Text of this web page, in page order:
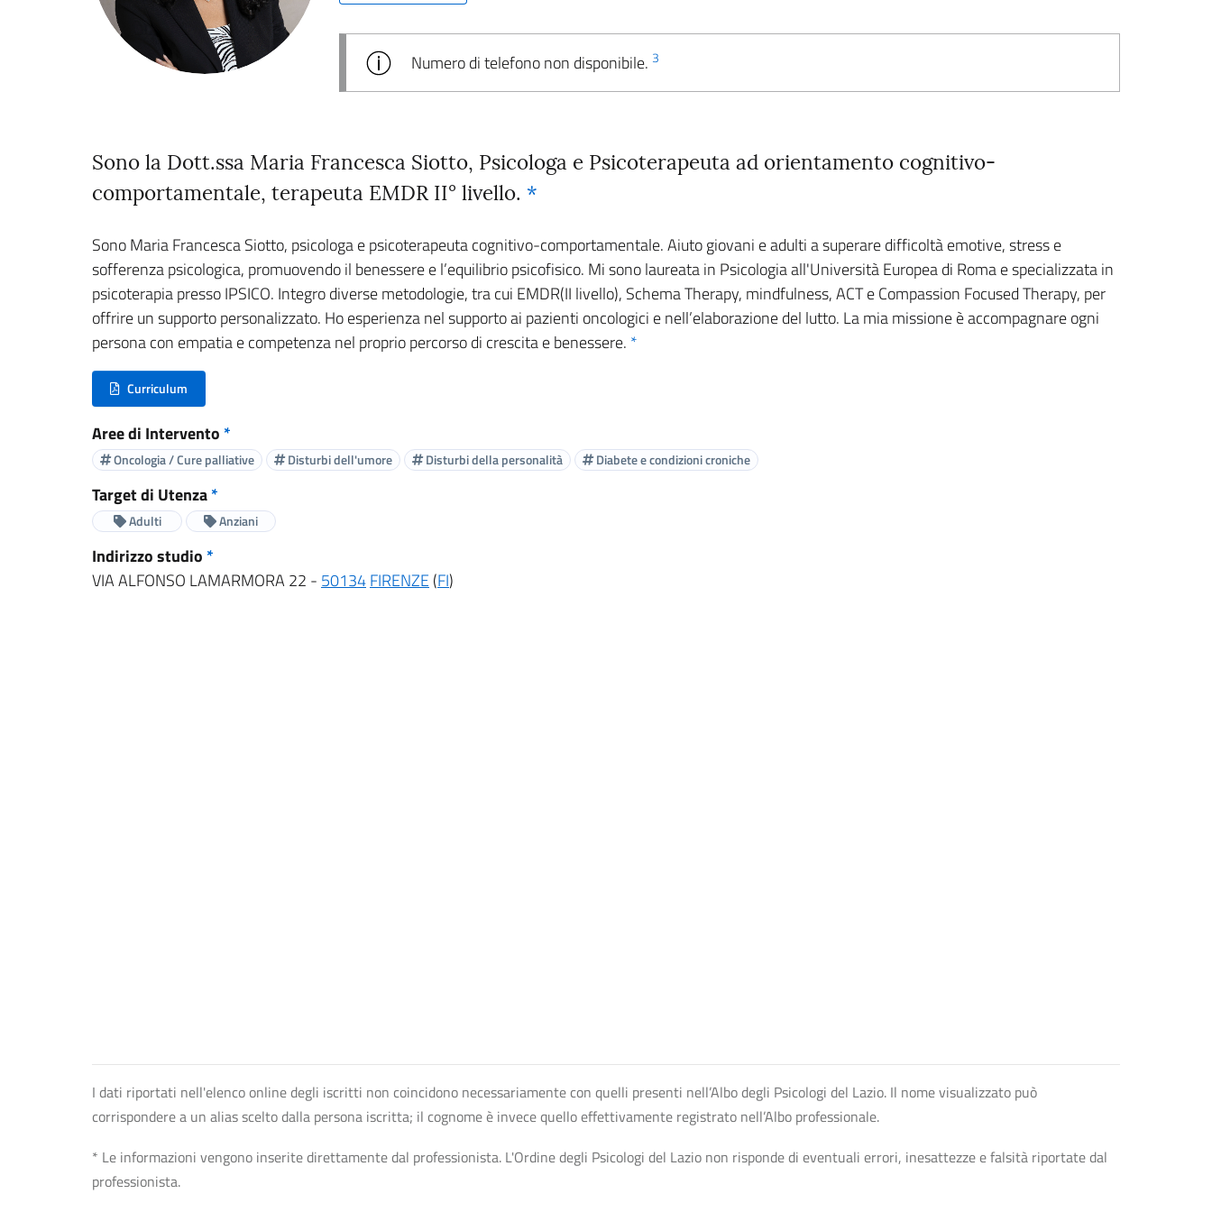
Numero di telefono non disponibile. 3
Sono la Dott.ssa Maria Francesca Siotto, Psicologa e Psicoterapeuta ad orientamento cognitivo-
comportamentale, terapeuta EMDR II° livello. *
Sono Maria Francesca Siotto, psicologa e psicoterapeuta cognitivo-comportamentale. Aiuto giovani e adulti a superare difficoltà emotive, stress e
sofferenza psicologica, promuovendo il benessere e l’equilibrio psicofisico. Mi sono laureata in Psicologia all'Università Europea di Roma e specializzata in
psicoterapia presso IPSICO. Integro diverse metodologie, tra cui EMDR(II livello), Schema Therapy, mindfulness, ACT e Compassion Focused Therapy, per
offrire un supporto personalizzato. Ho esperienza nel supporto ai pazienti oncologici e nell’elaborazione del lutto. La mia missione è accompagnare ogni
persona con empatia e competenza nel proprio percorso di crescita e benessere. *
Curriculum
(nuova scheda - new tab)
Aree di Intervento *
Oncologia / Cure palliative Disturbi dell'umore Disturbi della personalità Diabete e condizioni croniche
Target di Utenza*
Adulti Anziani
Indirizzo studio *
VIA ALFONSO LAMARMORA 22 - 50134FIRENZE (FI)
I dati riportati nell'elenco online degli iscritti non coincidono necessariamente con quelli presenti nell’Albo degli Psicologi del Lazio. Il nome visualizzato può
corrispondere a un alias scelto dalla persona iscritta; il cognome è invece quello effettivamente registrato nell’Albo professionale.
* Le informazioni vengono inserite direttamente dal professionista. L'Ordine degli Psicologi del Lazio non risponde di eventuali errori, inesattezze e falsità riportate dal
professionista.